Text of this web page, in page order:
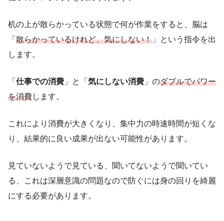
机の上が散らかっている状態で何が作業をすると、脳は
「 散らかっているけれど、気にしない！ 」という指令を出
します。
「 仕事での消費 」と「 気にしない消費 」のダブルでパワー
を消費します。
これにより消費が大きくなり、集中力の時速時間が短くな
り、結果的に良い成果が出ない可能性があります。
見ていないようで見ている、聞いてないようで聞いてい
る、これは深層意識の問題なので防ぐには身の回りを綺麗
にする必要があります。